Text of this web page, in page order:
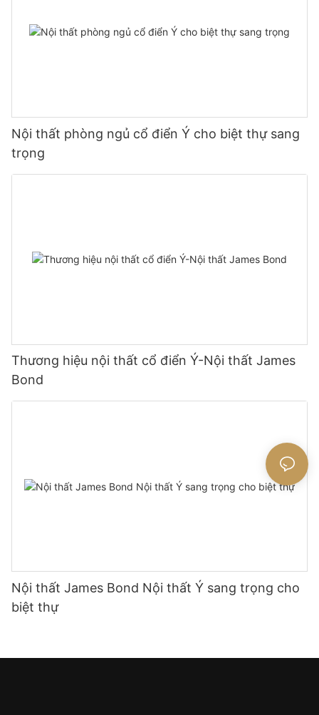
Nội thất phòng ngủ cổ điển Ý cho biệt thự sang
trọng
Thương hiệu nội thất cổ điển Ý-Nội thất James
Bond
Nội thất James Bond Nội thất Ý sang trọng cho
biệt thự